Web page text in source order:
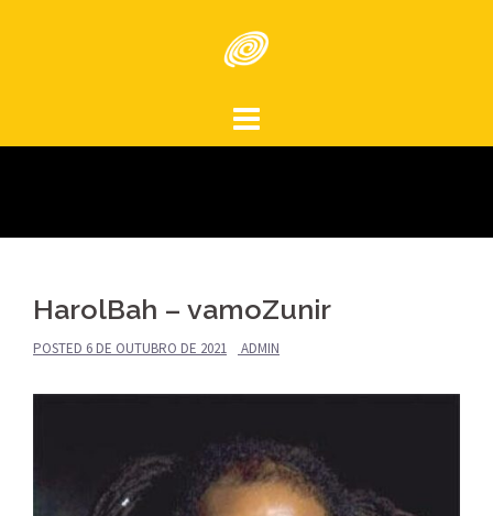
HarolBah – vamoZunir
POSTED 6 DE OUTUBRO DE 2021 ADMIN